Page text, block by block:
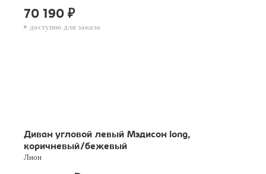
70 190 ₽
доступно для заказа
Диван угловой левый Мэдисон long,
коричневый/бежевый
Лион